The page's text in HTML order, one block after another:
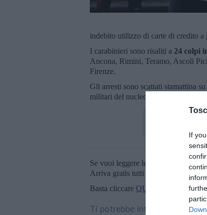
If
indebito utilizzo di carte di credito a
I carabinieri sono risaliti a 24 colpi
Ancona, Rimini, Teramo, Ascoli
Firenze.
Gli arresti sono scattati stamattina
militari del nucleo operativo e
Se vuoi leggere le notizie principali
Arriva gratis tutti i giorni alle 20:00
Basta cliccare QUI
Ti potrebbe interessare anche: